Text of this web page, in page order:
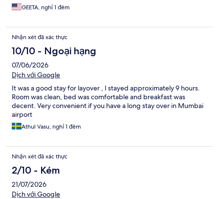
GEETA, nghỉ 1 đêm
Nhận xét đã xác thực
10/10 - Ngoại hạng
07/06/2026
Dịch với Google
It was a good stay for layover , I stayed approximately 9 hours.
Room was clean, bed was comfortable and breakfast was
decent. Very convenient if you have a long stay over in Mumbai
airport
Athul Vasu, nghỉ 1 đêm
Nhận xét đã xác thực
2/10 - Kém
21/07/2026
Dịch với Google